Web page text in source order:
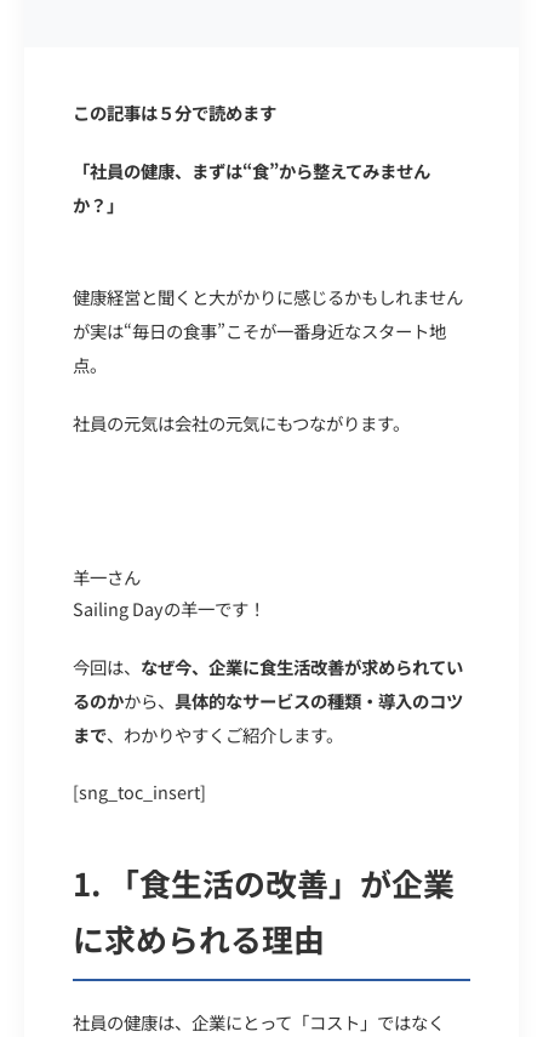
この記事は５分で読めます
「社員の健康、まずは“食”から整えてみません
か？」
健康経営と聞くと大がかりに感じるかもしれません
が実は“毎日の食事”こそが一番身近なスタート地
点。
社員の元気は会社の元気にもつながります。
羊一さん
Sailing Dayの羊一です！
今回は、 なぜ今、企業に食生活改善が求められてい
るのかから、 具体的なサービスの種類・導入のコツ
まで、わかりやすくご紹介します。
[sng_toc_insert]
1. 「食生活の改善」が企業
に求められる理由
社員の健康は、企業にとって「コスト」ではなく